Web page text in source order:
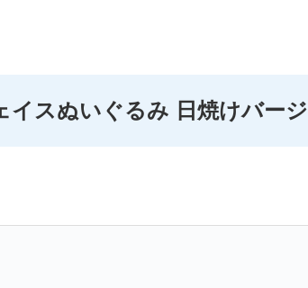
イスぬいぐるみ 日焼けバー